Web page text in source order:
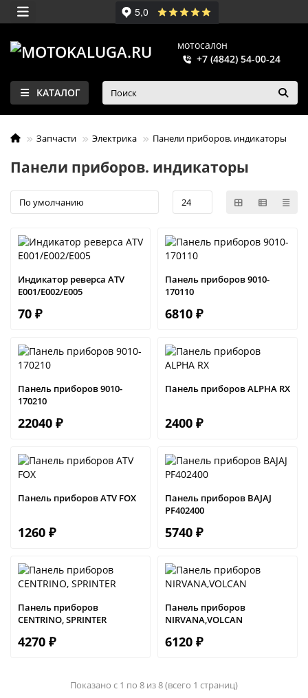
мотосалон
+7 (4842) 54-00-24
КАТАЛОГ
Запчасти Электрика Панели приборов. индикаторы
Панели приборов. индикаторы
Индикатор реверса ATV
E001/E002/E005
70 ₽
Панель приборов 9010-
170110
6810 ₽
Панель приборов 9010-
170210
22040 ₽
Панель приборов ALPHA RX
2400 ₽
Панель приборов ATV FOX
1260 ₽
Панель приборов BAJAJ
PF402400
5740 ₽
Панель приборов
CENTRINO, SPRINTER
4270 ₽
Панель приборов
NIRVANA,VOLCAN
6120 ₽
Показано с 1 по 8 из 8 (всего 1 страниц)